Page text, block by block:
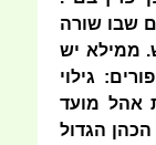
שבו שורה
ממילא יש
גילוי
אהל מועד
הגדול